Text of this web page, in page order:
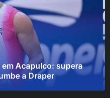
Acapulco: supera
a Draper